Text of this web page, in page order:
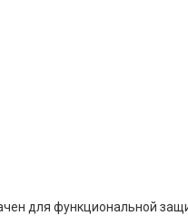
для функциональной